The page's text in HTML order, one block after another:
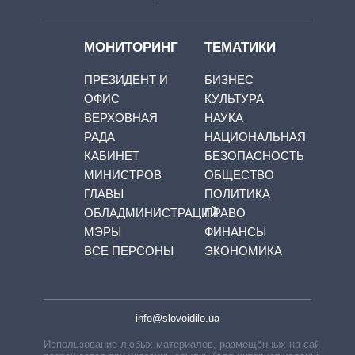
МОНИТОРИНГ
ПРЕЗИДЕНТ И
ОФИС
ВЕРХОВНАЯ
РАДА
КАБИНЕТ
МИНИСТРОВ
ГЛАВЫ
ОБЛАДМИНИСТРАЦИЙ
МЭРЫ
ВСЕ ПЕРСОНЫ
ТЕМАТИКИ
БИЗНЕС
КУЛЬТУРА
НАУКА
НАЦИОНАЛЬНАЯ
БЕЗОПАСНОСТЬ
ОБЩЕСТВО
ПОЛИТИКА
ПРАВО
ФИНАНСЫ
ЭКОНОМИКА
info@slovoidilo.ua
Использование любых материалов, размещённых на сайте,